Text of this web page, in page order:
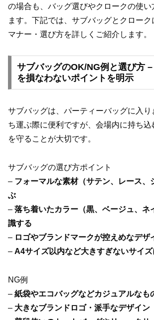
の場合も、バッグ選びやクロークの使い
ます。下記では、サブバッグとクロー
マナー・選び方を詳しくご紹介します。
サブバッグのOK/NG例と選び方
を損なわないポイントを明示
サブバッグは、パーティーバッグに入
ち運ぶ際に便利ですが、会場内に持ち
を守ることが大切です。
サブバッグの選び方ポイント
– フォーマルな素材（サテン、レース、
ぶ
– 落ち着いたカラー（黒、ベージュ、ネ
識する
– ロゴやブランドマークが控えめなデザ
– A4サイズ以内など大きすぎないサイズ
NG例
– 紙袋やエコバッグなどカジュアルなも
– 大きなブランドロゴ・派手なデザイン